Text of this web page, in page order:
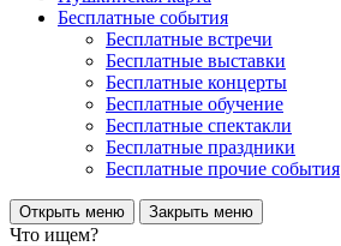
Бесплатные события
Бесплатные встречи
Бесплатные выставки
Бесплатные концерты
Бесплатные обучение
Бесплатные спектакли
Бесплатные праздники
Бесплатные прочие события
Открыть меню Закрыть меню
Что ищем?